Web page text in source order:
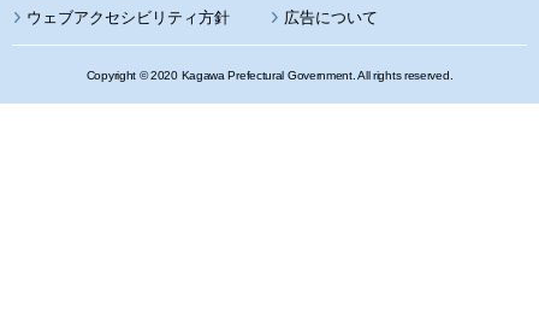
ウェブアクセシビリティ方針 広告について
Copyright © 2020 Kagawa Prefectural Government. All rights reserved.